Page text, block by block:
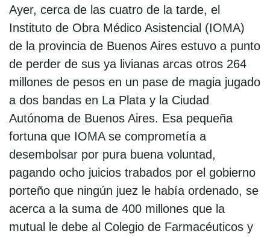
Ayer, cerca de las cuatro de la tarde, el
Instituto de Obra Médico Asistencial (IOMA)
de la provincia de Buenos Aires estuvo a punto
de perder de sus ya livianas arcas otros 264
millones de pesos en un pase de magia jugado
a dos bandas en La Plata y la Ciudad
Autónoma de Buenos Aires. Esa pequeña
fortuna que IOMA se comprometía a
desembolsar por pura buena voluntad,
pagando ocho juicios trabados por el gobierno
porteño que ningún juez le había ordenado, se
acerca a la suma de 400 millones que la
mutual le debe al Colegio de Farmacéuticos y